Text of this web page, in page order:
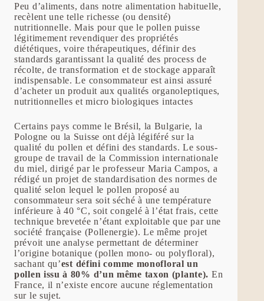
Peu d’aliments, dans notre alimentation habituelle,
recèlent une telle richesse (ou densité)
nutritionnelle. Mais pour que le pollen puisse
légitimement revendiquer des propriétés
diététiques, voire thérapeutiques, définir des
standards garantissant la qualité des process de
récolte, de transformation et de stockage apparaît
indispensable. Le consommateur est ainsi assuré
d’acheter un produit aux qualités organoleptiques,
nutritionnelles et micro biologiques intactes
Certains pays comme le Brésil, la Bulgarie, la
Pologne ou la Suisse ont déjà légiféré sur la
qualité du pollen et défini des standards. Le sous-
groupe de travail de la Commission internationale
du miel, dirigé par le professeur Maria Campos, a
rédigé un projet de standardisation des normes de
qualité selon lequel le pollen proposé au
consommateur sera soit séché à une température
inférieure à 40 °C, soit congelé à l’état frais, cette
technique brevetée n’étant exploitable que par une
société française (Pollenergie). Le même projet
prévoit une analyse permettant de déterminer
l’origine botanique (pollen mono- ou polyfloral),
sachant qu’est défini comme monofloral un
pollen issu à 80% d’un même taxon (plante). En
France, il n’existe encore aucune réglementation
sur le sujet.